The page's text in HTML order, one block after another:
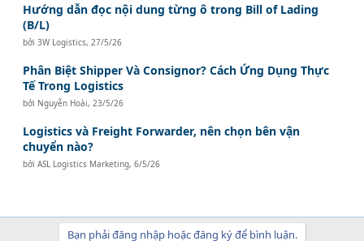
Hướng dẫn đọc nội dung từng ô trong Bill of Lading
(B/L)
bởi3W Logistics,27/5/26
Phân Biệt Shipper Và Consignor? Cách Ứng Dụng Thực
Tế Trong Logistics
bởi Nguyễn Hoài,23/5/26
Logistics và Freight Forwarder, nên chọn bên vận
chuyển nào?
bởiASL Logistics Marketing,6/5/26
Bạn phải đăng nhập hoặc đăng ký để bình luận.